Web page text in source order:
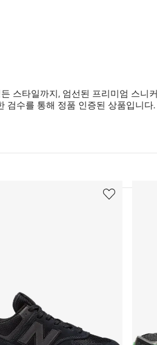
스타일까지, 엄선된 프리미엄 스니커
검수를 통해 정품 인증된 상품입니다.
3/12